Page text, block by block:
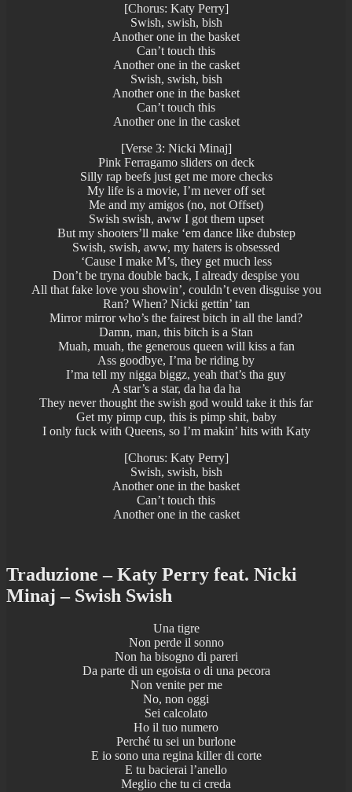
[Chorus: Katy Perry]
Swish, swish, bish
Another one in the basket
Can’t touch this
Another one in the casket
Swish, swish, bish
Another one in the basket
Can’t touch this
Another one in the casket
[Verse 3: Nicki Minaj]
Pink Ferragamo sliders on deck
Silly rap beefs just get me more checks
My life is a movie, I’m never off set
Me and my amigos (no, not Offset)
Swish swish, aww I got them upset
But my shooters’ll make ‘em dance like dubstep
Swish, swish, aww, my haters is obsessed
‘Cause I make M’s, they get much less
Don’t be tryna double back, I already despise you
All that fake love you showin’, couldn’t even disguise you
Ran? When? Nicki gettin’ tan
Mirror mirror who’s the fairest bitch in all the land?
Damn, man, this bitch is a Stan
Muah, muah, the generous queen will kiss a fan
Ass goodbye, I’ma be riding by
I’ma tell my nigga biggz, yeah that’s tha guy
A star’s a star, da ha da ha
They never thought the swish god would take it this far
Get my pimp cup, this is pimp shit, baby
I only fuck with Queens, so I’m makin’ hits with Katy
[Chorus: Katy Perry]
Swish, swish, bish
Another one in the basket
Can’t touch this
Another one in the casket
Traduzione – Katy Perry feat. Nicki
Minaj – Swish Swish
Una tigre
Non perde il sonno
Non ha bisogno di pareri
Da parte di un egoista o di una pecora
Non venite per me
No, non oggi
Sei calcolato
Ho il tuo numero
Perché tu sei un burlone
E io sono una regina killer di corte
E tu bacierai l’anello
Meglio che tu ci creda